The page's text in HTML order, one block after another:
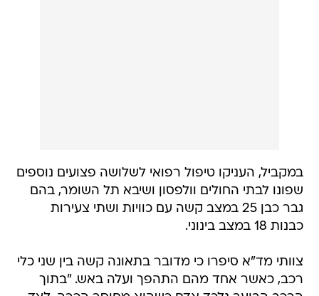
במקביל, העניקו טיפול רפואי לשלושה פצועים נוספים
שפונו לבתי החולים וולפסון ושיבא תל השומר, בהם
גבר כבן 25 במצב קשה עם כוויות ושתי צעירות
כבנות 18 במצב בינוני.
צוותי מד"א סיפרו כי מדובר בתאונה קשה בין שני כלי
רכב, כאשר אחד מהם התהפך ועלה באש. "בתוך